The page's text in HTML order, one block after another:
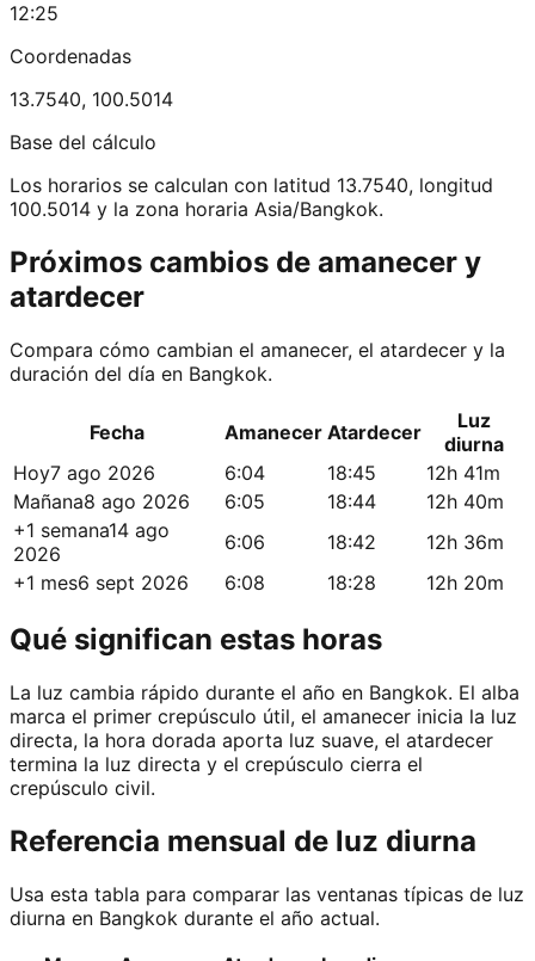
12:25
Coordenadas
13.7540, 100.5014
Base del cálculo
Los horarios se calculan con latitud 13.7540, longitud
100.5014 y la zona horaria Asia/Bangkok.
Próximos cambios de amanecer y
atardecer
Compara cómo cambian el amanecer, el atardecer y la
duración del día en Bangkok.
Fecha Amanecer Atardecer
Luz
diurna
Hoy7 ago 2026 6:04 18:45
12h 41m
Mañana8 ago 2026 6:05 18:44
12h 40m
+1 semana14 ago
2026
6:06 18:42
12h 36m
+1 mes6 sept 2026 6:08 18:28 12h 20m
Qué significan estas horas
La luz cambia rápido durante el año en Bangkok. El alba
marca el primer crepúsculo útil, el amanecer inicia la luz
directa, la hora dorada aporta luz suave, el atardecer
termina la luz directa y el crepúsculo cierra el
crepúsculo civil.
Referencia mensual de luz diurna
Usa esta tabla para comparar las ventanas típicas de luz
diurna en Bangkok durante el año actual.